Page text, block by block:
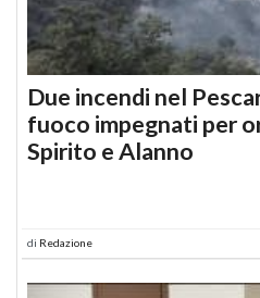
Due incendi nel
fuoco impegnati per
Spirito e Alanno
di Redazione